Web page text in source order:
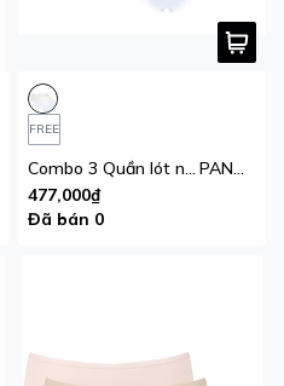
FREE
477,000₫
Đã bán 0